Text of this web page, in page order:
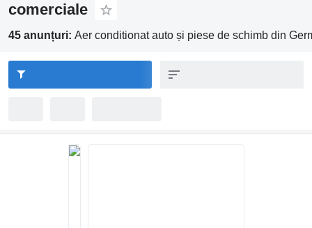
comerciale
45 anunțuri: Aer conditionat auto și piese de schimb din